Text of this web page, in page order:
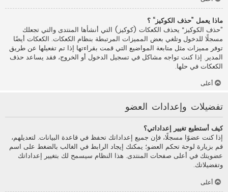
ماذا يعمل ”حذف الكوكيز“ ؟
”حذف الكوكيز“ يحذف الكعكات (كوكيز) التي أنشأها المنتدى والتي تجعلك
مسجلًا للدخول وتلغي بعض المميزات المرتبطة بنظام الكعكات. الكعكات أيضًا
توفر مميزات مثل متابعة المواضيع التي قمت بقراءتها إذا تم تفعيلها عن طريق
المدير. إذا كنت تواجه مشاكل في تسجيل الدخول أو الخروج، فقد يساعد حذف
الكعكات في حلها.
أعلى
تفضيلات وإعدادات العضو
كيف أستطيع تغيير إعداداتي؟
إذا كنت عضوًا مسجلًا، فإن جميع إعداداتك تحفظ في قاعدة البيانات. لتعديلهم،
قم بزيارة لوحة تحكم العضو؛ يمكنك إيجاد الرابط في الغالب بالضغط على اسم
عضويتك في أعلى صفحات المنتدى. هذا النظام سيسمح لك بتغيير إعداداتك
وتفضيلاتك.
أعلى